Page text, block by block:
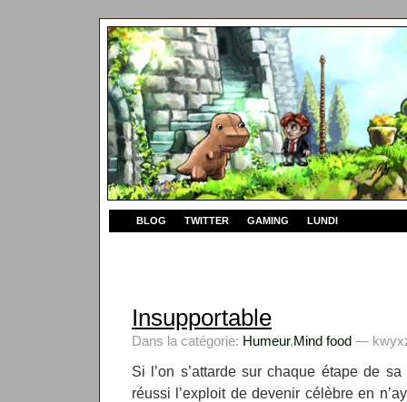
BLOG TWITTER GAMING LUNDI
Insupportable
Dans la catégorie: Humeur,Mind food —
Si l’on s’attarde sur chaque étape de
réussi l’exploit de devenir célèbre en